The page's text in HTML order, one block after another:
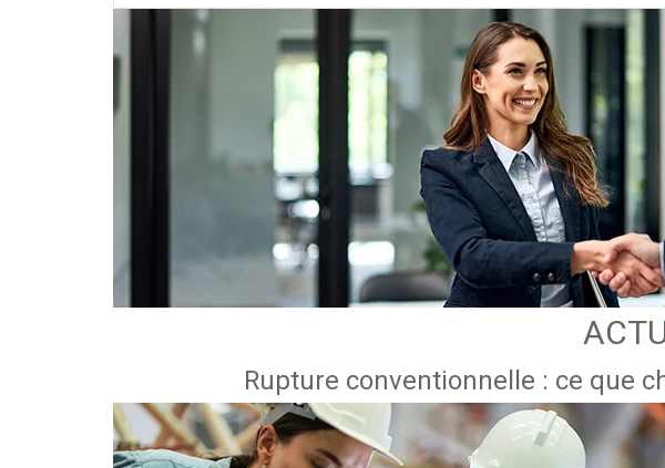
Rupture conventionnelle : ce que